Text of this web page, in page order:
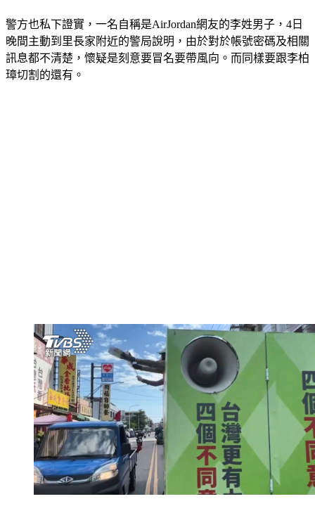
警方也私下證實，一名自稱是AirJordan網友的李姓男子，4日
晚間主動到里長家附近的警局說明，由於對於帳號密碼及相關
訊息都不清楚，懷疑是刻意要冒名要帶風向。而同樣要跟李柏
璋切割的還有。